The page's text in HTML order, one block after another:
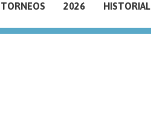
2026 HISTORIAL